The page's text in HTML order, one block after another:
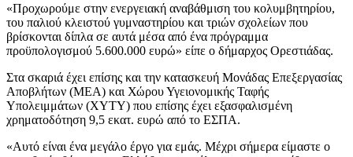
«Προχωρούμε στην ενεργειακή αναβάθμιση του κολυμβητηρίου,
του παλιού κλειστού γυμναστηρίου και τριών σχολείων που
βρίσκονται δίπλα σε αυτά μέσα από ένα πρόγραμμα
προϋπολογισμού 5.600.000 ευρώ» είπε ο δήμαρχος Ορεστιάδας.
Στα σκαριά έχει επίσης και την κατασκευή Μονάδας Επεξεργασίας
Αποβλήτων (ΜΕΑ) και Χώρου Υγειονομικής Ταφής
Υπολειμμάτων (ΧΥΤΥ) που επίσης έχει εξασφαλισμένη
χρηματοδότηση 9,5 εκατ. ευρώ από το ΕΣΠΑ.
«Αυτό είναι ένα μεγάλο έργο για εμάς. Μέχρι σήμερα είμαστε ο